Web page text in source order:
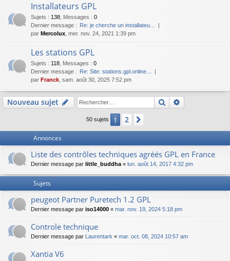
Installateurs GPL
Sujets : 138 Messages : 0
Dernier message :
Re: je cherche un installateu…
par Mercolux , mer. nov. 24, 2021 1:39 pm
Les stations GPL
Sujets : 118 Messages : 0
Dernier message :
Re: Site: stations.gpl.online…
par Franck , sam. août 30, 2025 7:52 pm
Nouveau sujet Rechercher
50 sujets 1 2
Annonces
Liste des contrôles techniques agréés GPL en France
Dernier message par little_buddha « lun. août 14, 2017 4:32 pm
Sujets
peugeot Partner Puretech 1.2 GPL
Dernier message par iso14000 « mar. nov. 19, 2024 5:18 pm
Controle technique
Dernier message par Laurentark « mar. oct. 08, 2024 10:57 am
Xantia V6